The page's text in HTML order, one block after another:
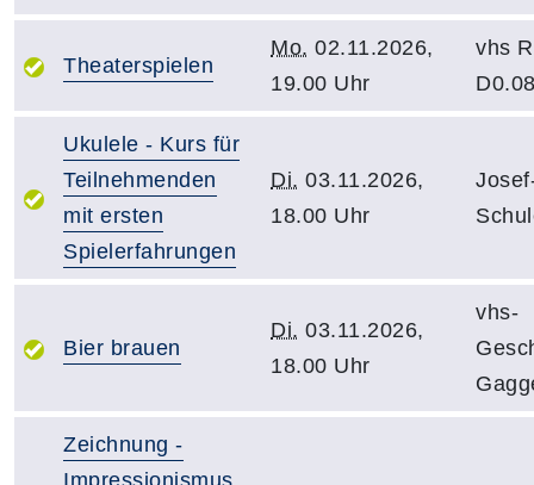
Theaterspielen
Mo. 02.11.2026,
19.00 Uhr
vhs
Ukulele - Kurs für
Teilnehmenden
mit ersten
Spielerfahrungen
Di. 03.11.2026,
18.00 Uhr
Bier brauen
Di. 03.11.2026,
18.00 Uhr
vhs-
Zeichnung -
Impressionismus